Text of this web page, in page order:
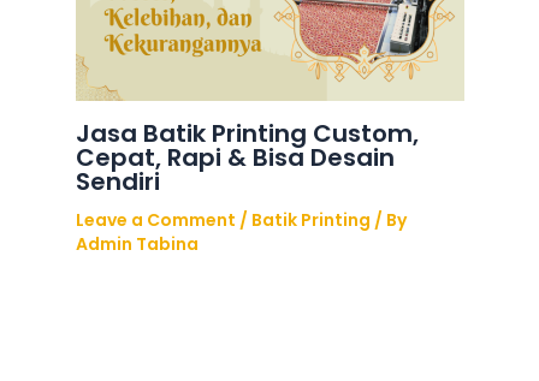
Jasa Batik Printing Custom,
Cepat, Rapi & Bisa Desain
Sendiri
Leave a Comment / Batik Printing / By
Admin Tabina